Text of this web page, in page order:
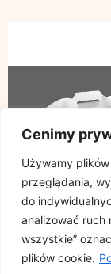
Cenimy
Używamy
przeglądania,
do
analizować ruch
wszystkie”
plików cookie.
Pudełko tortowe
białe 18x18x10cm,